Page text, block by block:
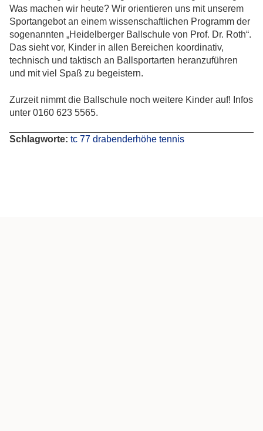
Was machen wir heute? Wir orientieren uns mit unserem
Sportangebot an einem wissenschaftlichen Programm der
sogenannten „Heidelberger Ballschule von Prof. Dr. Roth“.
Das sieht vor, Kinder in allen Bereichen koordinativ,
technisch und taktisch an Ballsportarten heranzuführen
und mit viel Spaß zu begeistern.
Zurzeit nimmt die Ballschule noch weitere Kinder auf! Infos
unter 0160 623 5565.
Schlagworte: tc 77 drabenderhöhe tennis